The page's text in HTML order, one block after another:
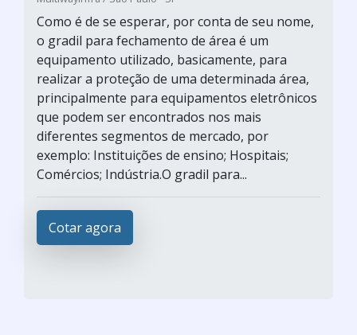
Como é de se esperar, por conta de seu nome,
o gradil para fechamento de área é um
equipamento utilizado, basicamente, para
realizar a proteção de uma determinada área,
principalmente para equipamentos eletrônicos
que podem ser encontrados nos mais
diferentes segmentos de mercado, por
exemplo: Instituições de ensino; Hospitais;
Comércios; Indústria.O gradil para...
Cotar agora